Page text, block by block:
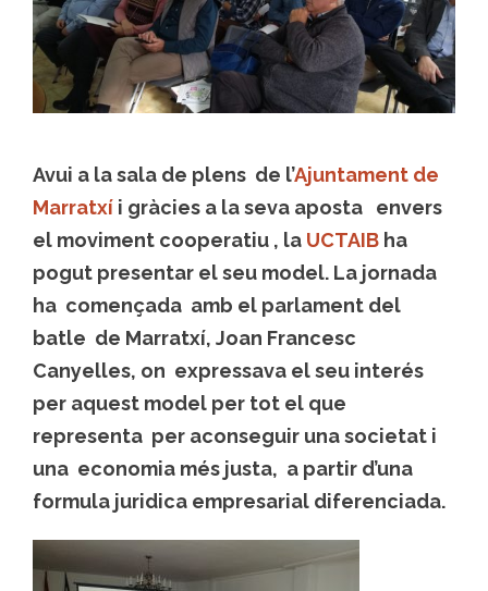
Avui a la sala de plens de l’Ajuntament de
Marratxí i gràcies a la seva aposta envers
el moviment cooperatiu , la UCTAIB ha
pogut presentar el seu model. La jornada
ha començada amb el parlament del
batle de Marratxí, Joan Francesc
Canyelles, on expressava el seu interés
per aquest model per tot el que
representa per aconseguir una societat i
una economia més justa, a partir d’una
formula juridica empresarial diferenciada.